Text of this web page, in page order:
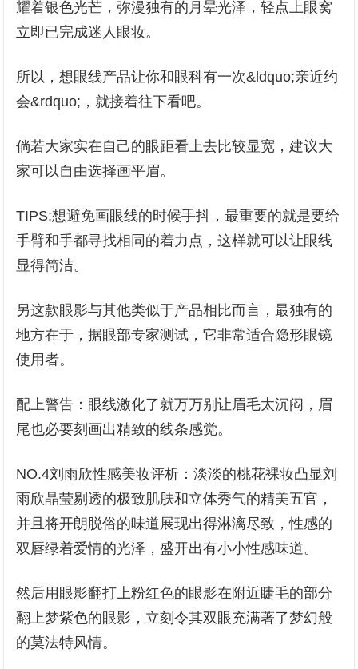
耀着银色光芒，弥漫独有的月晕光泽，轻点上眼窝
立即已完成迷人眼妆。
所以，想眼线产品让你和眼科有一次&ldquo;亲近约
会&rdquo;，就接着往下看吧。
倘若大家实在自己的眼距看上去比较显宽，建议大
家可以自由选择画平眉。
TIPS:想避免画眼线的时候手抖，最重要的就是要给
手臂和手都寻找相同的着力点，这样就可以让眼线
显得简洁。
另这款眼影与其他类似于产品相比而言，最独有的
地方在于，据眼部专家测试，它非常适合隐形眼镜
使用者。
配上警告：眼线激化了就万万别让眉毛太沉闷，眉
尾也必要刻画出精致的线条感觉。
NO.4刘雨欣性感美妆评析：淡淡的桃花裸妆凸显刘
雨欣晶莹剔透的极致肌肤和立体秀气的精美五官，
并且将开朗脱俗的味道展现出得淋漓尽致，性感的
双唇绿着爱情的光泽，盛开出有小小性感味道。
然后用眼影翻打上粉红色的眼影在附近睫毛的部分
翻上梦紫色的眼影，立刻令其双眼充满著了梦幻般
的莫法特风情。